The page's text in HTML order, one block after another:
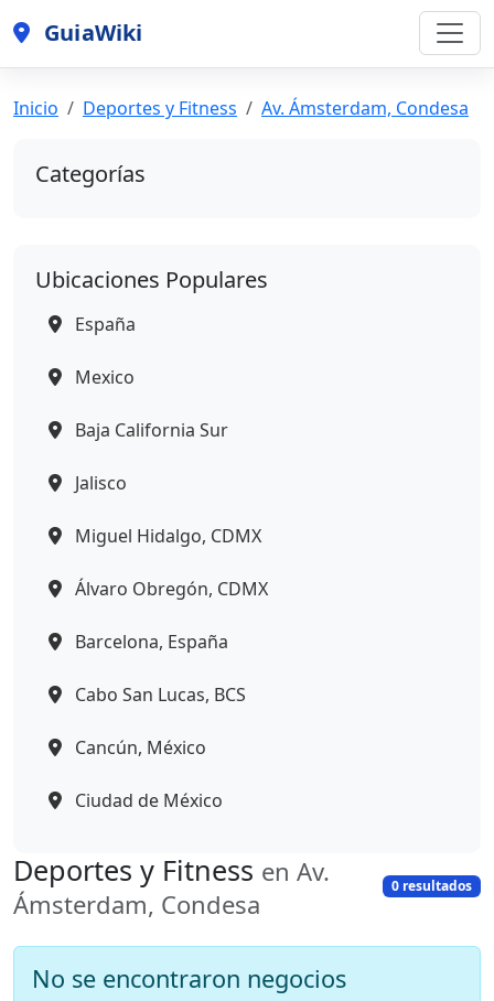
GuiaWiki
Inicio Deportes y Fitness Av. Ámsterdam, Condesa
Categorías
Ubicaciones Populares
España
Mexico
Baja California Sur
Jalisco
Miguel Hidalgo, CDMX
Álvaro Obregón, CDMX
Barcelona, España
Cabo San Lucas, BCS
Cancún, México
Ciudad de México
Deportes y Fitness en Av.
Ámsterdam, Condesa
0 resultados
No se encontraron negocios